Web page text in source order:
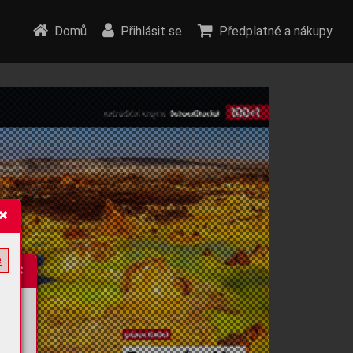
Domů Přihlásit se Předplatné a nákupy